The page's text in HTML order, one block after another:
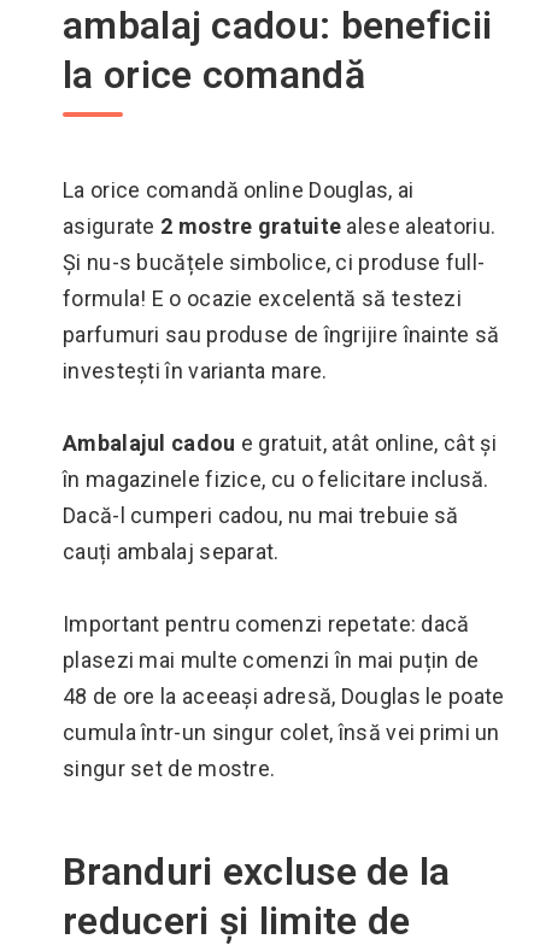
ambalaj cadou: beneficii
la orice comandă
La orice comandă online Douglas, ai
asigurate 2 mostre gratuite alese aleatoriu.
Și nu-s bucățele simbolice, ci produse full-
formula! E o ocazie excelentă să testezi
parfumuri sau produse de îngrijire înainte să
investești în varianta mare.
Ambalajul cadou e gratuit, atât online, cât și
în magazinele fizice, cu o felicitare inclusă.
Dacă-l cumperi cadou, nu mai trebuie să
cauți ambalaj separat.
Important pentru comenzi repetate: dacă
plasezi mai multe comenzi în mai puțin de
48 de ore la aceeași adresă, Douglas le poate
cumula într-un singur colet, însă vei primi un
singur set de mostre.
Branduri excluse de la
reduceri și limite de